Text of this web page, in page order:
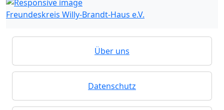
Freundeskreis Willy-Brandt-Haus e.V.
Über uns
Datenschutz